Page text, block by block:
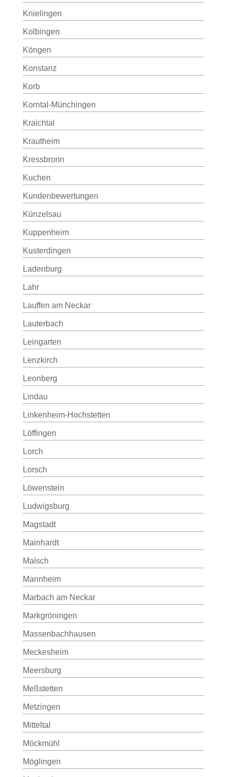
Knielingen
Kolbingen
Köngen
Konstanz
Korb
Korntal-Münchingen
Kraichtal
Krautheim
Kressbronn
Kuchen
Kundenbewertungen
Künzelsau
Kuppenheim
Kusterdingen
Ladenburg
Lahr
Lauffen am Neckar
Lauterbach
Leingarten
Lenzkirch
Leonberg
Lindau
Linkenheim-Hochstetten
Löffingen
Lorch
Lorsch
Löwenstein
Ludwigsburg
Magstadt
Mainhardt
Malsch
Mannheim
Marbach am Neckar
Markgröningen
Massenbachhausen
Meckesheim
Meersburg
Meßstetten
Metzingen
Mitteltal
Möckmühl
Möglingen